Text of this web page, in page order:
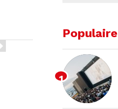
Populaire